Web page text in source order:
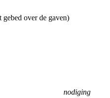
gebed over de gaven)
nodiging